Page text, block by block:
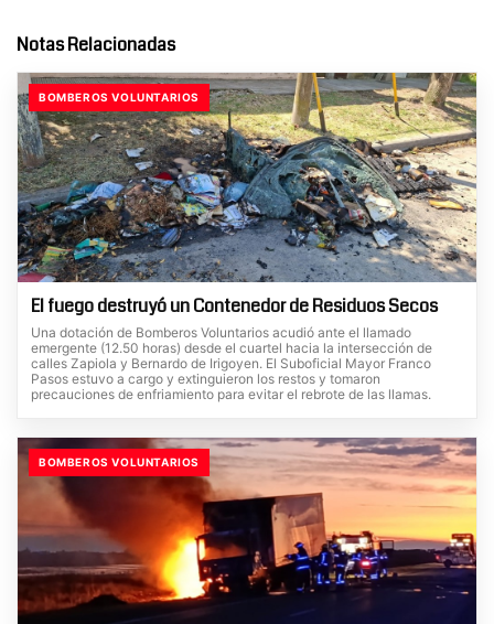
Notas Relacionadas
BOMBEROS VOLUNTARIOS
El fuego destruyó un Contenedor de Residuos Secos
Una dotación de Bomberos Voluntarios acudió ante el llamado
emergente (12.50 horas) desde el cuartel hacia la intersección de
calles Zapiola y Bernardo de Irigoyen. El Suboficial Mayor Franco
Pasos estuvo a cargo y extinguieron los restos y tomaron
precauciones de enfriamiento para evitar el rebrote de las llamas.
BOMBEROS VOLUNTARIOS